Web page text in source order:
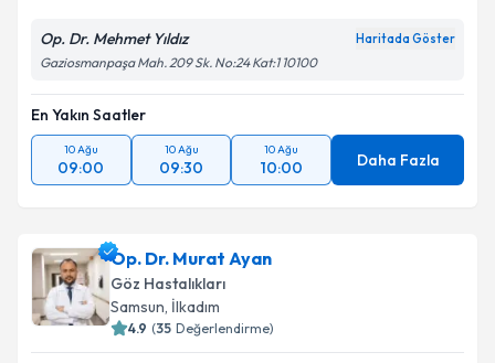
Op. Dr. Mehmet Yıldız Haritada Göster
Gaziosmanpaşa Mah. 209 Sk. No:24 Kat:1 10100
En Yakın Saatler
10 Ağu
09:00
10 Ağu
09:30
10 Ağu
10:00 Daha Fazla
Op. Dr. Murat Ayan
Göz Hastalıkları
Samsun, İlkadım
4.9 (35 Değerlendirme)